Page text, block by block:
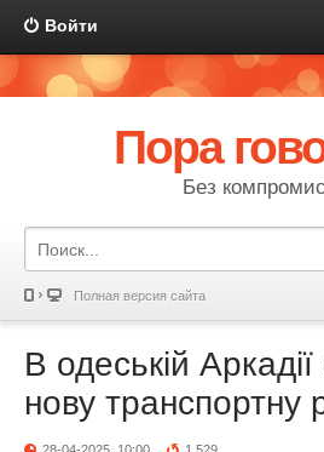
Войти
Пора
Без
Полная версия сайта
В одеській
нову транспортну